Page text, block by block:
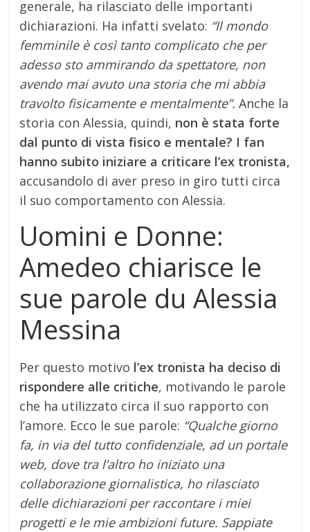
generale, ha rilasciato delle importanti
dichiarazioni. Ha infatti svelato: “Il mondo
femminile è così tanto complicato che per
adesso sto ammirando da spettatore, non
avendo mai avuto una storia che mi abbia
travolto fisicamente e mentalmente”. Anche la
storia con Alessia, quindi, non è stata forte
dal punto di vista fisico e mentale? I fan
hanno subito iniziare a criticare l’ex tronista,
accusandolo di aver preso in giro tutti circa
il suo comportamento con Alessia.
Uomini e Donne:
Amedeo chiarisce le
sue parole du Alessia
Messina
Per questo motivo l’ex tronista ha deciso di
rispondere alle critiche, motivando le parole
che ha utilizzato circa il suo rapporto con
l’amore. Ecco le sue parole: “Qualche giorno
fa, in via del tutto confidenziale, ad un portale
web, dove tra l’altro ho iniziato una
collaborazione giornalistica, ho rilasciato
delle dichiarazioni per raccontare i miei
progetti e le mie ambizioni future. Sappiate